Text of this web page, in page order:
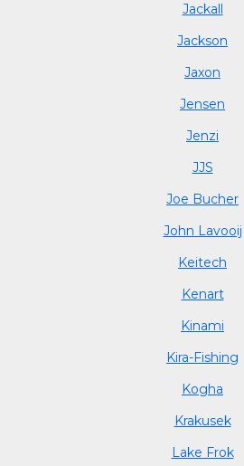
Jackall
Jackson
Jaxon
Jensen
Jenzi
JJS
Joe Bucher
John Lavooij
Keitech
Kenart
Kinami
Kira-Fishing
Kogha
Krakusek
Lake Frok